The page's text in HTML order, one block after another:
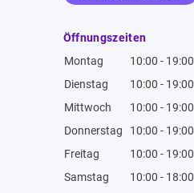
Öffnungszeiten
Montag
10:00 - 19:00
Dienstag
10:00 - 19:00
Mittwoch
10:00 - 19:00
Donnerstag
10:00 - 19:00
Freitag
10:00 - 19:00
Samstag
10:00 - 18:00